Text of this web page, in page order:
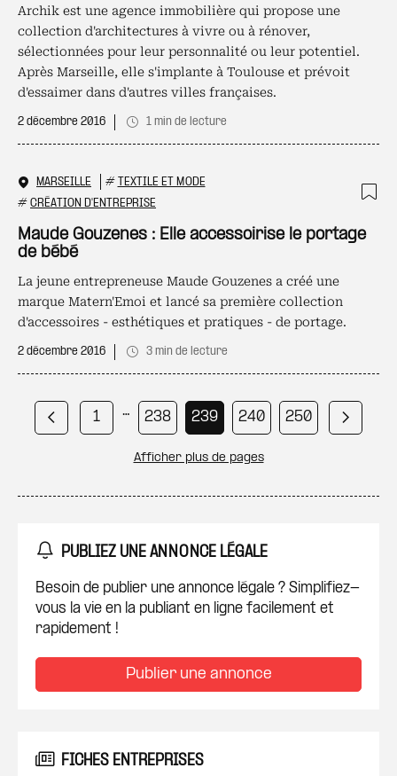
Archik est une agence immobilière qui propose une
collection d'architectures à vivre ou à rénover,
sélectionnées pour leur personnalité ou leur potentiel.
Après Marseille, elle s'implante à Toulouse et prévoit
d'essaimer dans d'autres villes françaises.
2 décembre 2016 1 min de lecture
MARSEILLE # TEXTILE ET MODE
# CRÉATION D'ENTREPRISE
Maude Gouzenes : Elle accessoirise le portage
de bébé
La jeune entrepreneuse Maude Gouzenes a créé une
marque Matern'Emoi et lancé sa première collection
d'accessoires - esthétiques et pratiques - de portage.
2 décembre 2016 3 min de lecture
Pagination
Page précédente Page
Page courante
1 … Page
238 Page
239 Page
240 Page
250
Page
253
Afficher plus de pages
PUBLIEZ UNE ANNONCE LÉGALE
Besoin de publier une annonce légale ? Simplifiez-
vous la vie en la publiant en ligne facilement et
rapidement !
Publier une annonce
FICHES ENTREPRISES